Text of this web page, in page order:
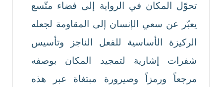
تحوّل المكان في الرواية إلى فضاء متّسع
يعبّر عن سعي الإنسان إلى المقاومة لجعله
الركيزة الأساسية للفعل الناجز وتأسيس
شفرات إشارية لتمجيد المكان بوصفه
مرجعاً ورمزاً وصيرورة مبتغاة عبر هذه